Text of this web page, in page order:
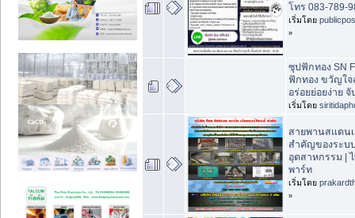
โทร 083-789-
เริ่มโดย
»
ซุปฟักทอง SN
ฟักทอง ขวัญใจ
อร่อยย่อยง่าย
เริ่มโดย
สายพานสแตน
สำคัญของระบ
อุตสาหกรรม |
พาร์ท
เริ่มโดย
»